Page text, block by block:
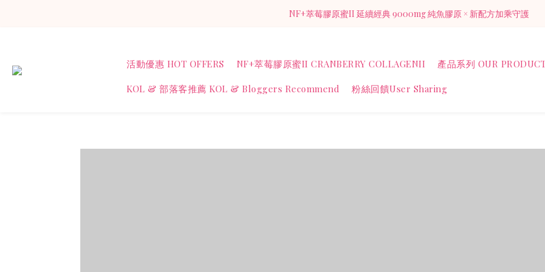
NF+萃莓膠原蜜II 延續經典 9000mg 純魚膠原 × 新配方加乘守護
NF+萃莓膠原蜜II 延續經典 9000mg 純魚膠原 × 新配方加乘守護
NF+萃莓膠原蜜II 延續經典 9000mg 純魚膠原 × 新配方加乘守護
活動優惠 HOT OFFERS NF+萃莓膠原蜜II CRANBERRY COLLAGENII 產品系列 OUR
KOL & 部落客推薦 KOL & Bloggers Recommend 粉絲回饋User Sharing